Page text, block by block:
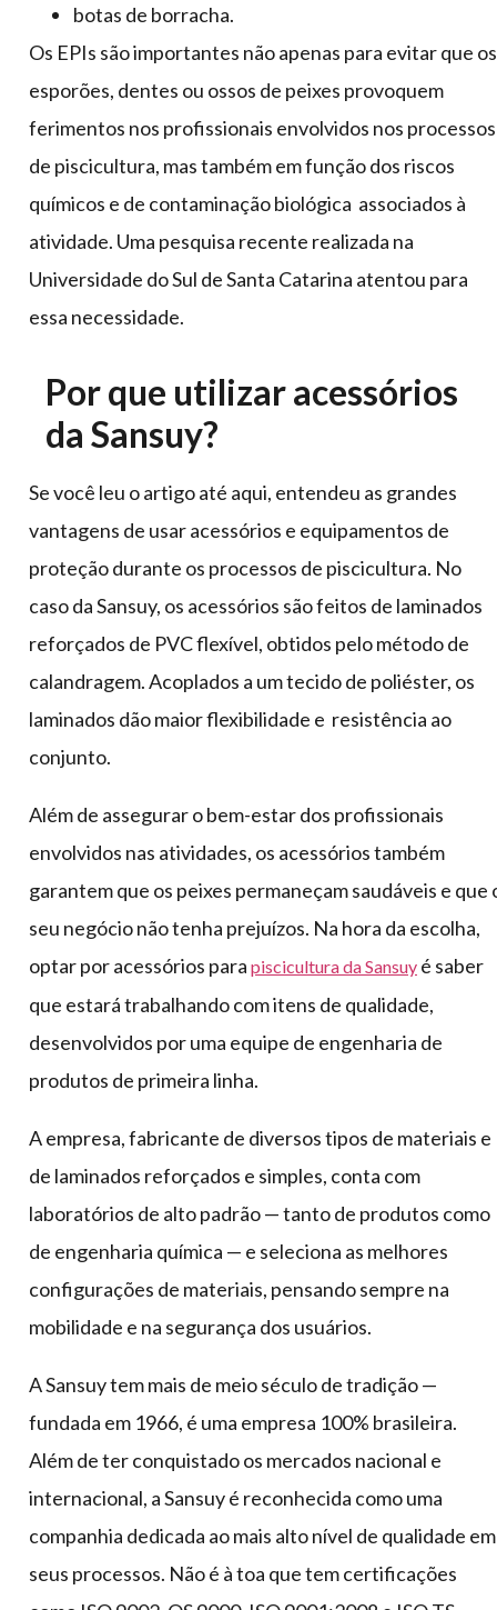
botas de borracha.
Os EPIs são importantes não apenas para evitar que os
esporões, dentes ou ossos de peixes provoquem
ferimentos nos profissionais envolvidos nos processos
de piscicultura, mas também em função dos riscos
químicos e de contaminação biológica associados à
atividade. Uma pesquisa recente realizada na
Universidade do Sul de Santa Catarina atentou para
essa necessidade.
Por que utilizar acessórios
da Sansuy?
Se você leu o artigo até aqui, entendeu as grandes
vantagens de usar acessórios e equipamentos de
proteção durante os processos de piscicultura. No
caso da Sansuy, os acessórios são feitos de laminados
reforçados de PVC flexível, obtidos pelo método de
calandragem. Acoplados a um tecido de poliéster, os
laminados dão maior flexibilidade e resistência ao
conjunto.
Além de assegurar o bem-estar dos profissionais
envolvidos nas atividades, os acessórios também
garantem que os peixes permaneçam saudáveis e que
seu negócio não tenha prejuízos. Na hora da escolha,
optar por acessórios para piscicultura da Sansuy é saber
que estará trabalhando com itens de qualidade,
desenvolvidos por uma equipe de engenharia de
produtos de primeira linha.
A empresa, fabricante de diversos tipos de materiais e
de laminados reforçados e simples, conta com
laboratórios de alto padrão — tanto de produtos como
de engenharia química — e seleciona as melhores
configurações de materiais, pensando sempre na
mobilidade e na segurança dos usuários.
A Sansuy tem mais de meio século de tradição —
fundada em 1966, é uma empresa 100% brasileira.
Além de ter conquistado os mercados nacional e
internacional, a Sansuy é reconhecida como uma
companhia dedicada ao mais alto nível de qualidade em
seus processos. Não é à toa que tem certificações